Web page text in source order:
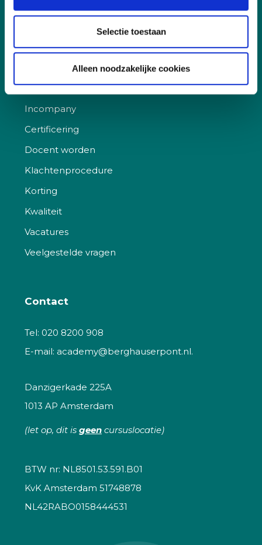
Selectie toestaan
Alleen noodzakelijke cookies
Governance
Snel naar
Aanmelden, deelname en annuleren
Incompany
Certificering
Docent worden
Klachtenprocedure
Korting
Kwaliteit
Vacatures
Veelgestelde vragen
Contact
Tel: 020 8200 908
E-mail: academy@berghauserpont.nl.
Danzigerkade 225A
1013 AP Amsterdam
(let op, dit is geen cursuslocatie)
BTW nr: NL8501.53.591.B01
KvK Amsterdam 51748878
NL42RABO0158444531